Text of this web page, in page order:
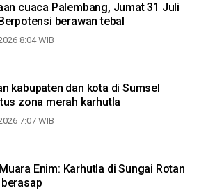
cuaca Palembang, Jumat 31 Juli
berawan tebal
8:04 WIB
kabupaten dan kota di Sumsel
zona merah karhutla
7:07 WIB
Enim: Karhutla di Sungai Rotan